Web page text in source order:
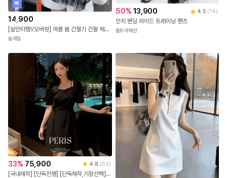
빠
른
출
발
14,900
[살안타템!/오버핏] 여름 봄 간절기 긴팔 체크 시스루 오버핏 셔츠 남방 4color
솔레일
50% 13,900 4.5 (14)
안지 밴딩 와이드 트레이닝 팬츠
울트라패션
33% 75,900 4.8 (52)
[국내제작] [단독진행] [단독제작,기장선택] 2기장 페리스 하트넥 슬릿 반팔 원피스 하객룩원피스 상견례룩/데이트룩/소개팅룩/격식룩/하객룩 op15266